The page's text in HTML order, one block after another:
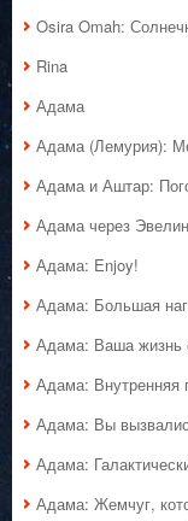
Osira Omah:
Rina
Адама
Адама (Лемурия):
Адама и Аштар:
Адама через
Адама: Enjoy!
Адама: Большая
Адама: Ваша жизнь
Адама: Внутренняя
Адама: Вы
Адама:
Адама: Жемчуг,